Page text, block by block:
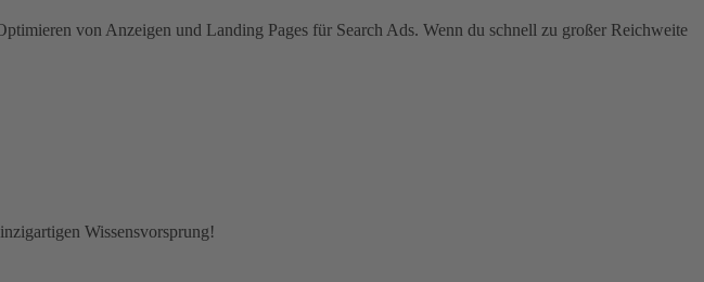
von Anzeigen und Landing Pages für Search Ads. Wenn du schnell zu großer Reichweite
Wissensvorsprung!